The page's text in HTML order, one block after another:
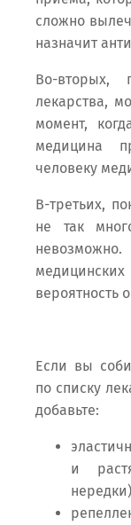
сложно
назначит
Во-вторых,
лекарства,
момент,
медицина
человеку
В-третьих,
не так
вероятность
Если вы
по списку
добавьте:
и